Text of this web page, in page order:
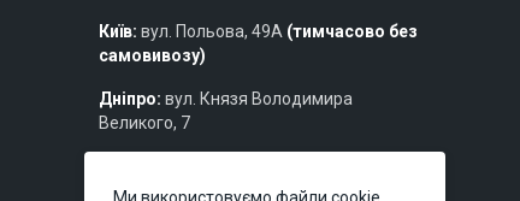
Київ: вул. Польова, 49А (тимчасово без
самовивозу)
Дніпро: вул. Князя Володимира
Великого, 7
219б